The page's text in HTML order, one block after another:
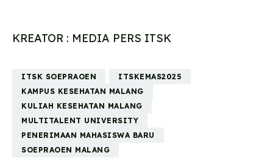
KREATOR : MEDIA PERS ITSK
ITSK SOEPRAOEN
ITSKEMAS2025
KAMPUS KESEHATAN MALANG
KULIAH KESEHATAN MALANG
MULTITALENT UNIVERSITY
PENERIMAAN MAHASISWA BARU
SOEPRAOEN MALANG